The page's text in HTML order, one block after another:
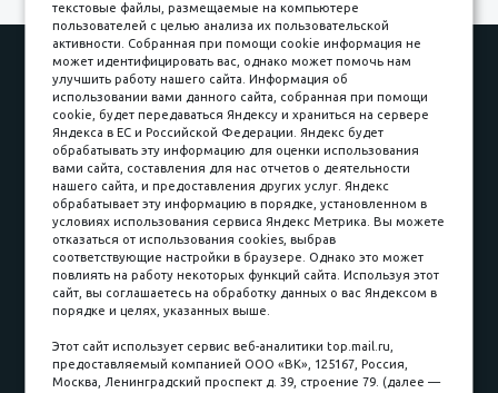
Наши работы
Оплата
Доставка и сборка
Гарантии
Карьера в компании
Контакты
Принимаем к оплате
Наличные
пл. Соляная, 6, стр. 16
8 (3822) 60-70-30
текстовые файлы, размещаемые на компьютере
пользователей с целью анализа их пользовательской
активности. Собранная при помощи cookie информация не
может идентифицировать вас, однако может помочь нам
улучшить работу нашего сайта. Информация об
использовании вами данного сайта, собранная при помощи
cookie, будет передаваться Яндексу и храниться на сервере
Яндекса в ЕС и Российской Федерации. Яндекс будет
обрабатывать эту информацию для оценки использования
вами сайта, составления для нас отчетов о деятельности
нашего сайта, и предоставления других услуг. Яндекс
обрабатывает эту информацию в порядке, установленном в
условиях использования сервиса Яндекс Метрика. Вы можете
отказаться от использования cookies, выбрав
соответствующие настройки в браузере. Однако это может
повлиять на работу некоторых функций сайта. Используя этот
сайт, вы соглашаетесь на обработку данных о вас Яндексом в
порядке и целях, указанных выше.
Этот сайт использует сервис веб-аналитики top.mail.ru,
предоставляемый компанией ООО «ВК», 125167, Россия,
Москва, Ленинградский проспект д. 39, строение 79. (далее —